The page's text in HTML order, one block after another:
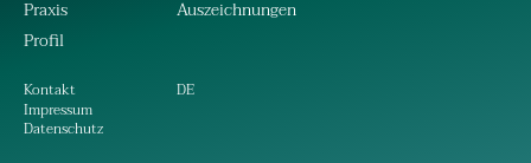
Praxis
Profil
Kontakt
Impressum
Datenschutz
Auszeichnungen
DE